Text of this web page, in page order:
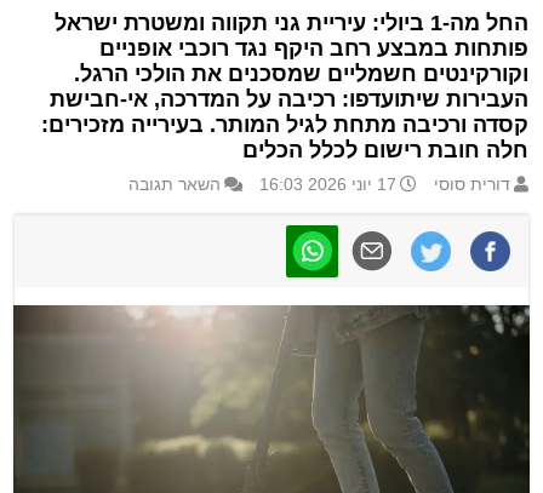
החל מה-1 ביולי: עיריית גני תקווה ומשטרת ישראל
פותחות במבצע רחב היקף נגד רוכבי אופניים
וקורקינטים חשמליים שמסכנים את הולכי הרגל.
העבירות שיתועדפו: רכיבה על המדרכה, אי-חבישת
קסדה ורכיבה מתחת לגיל המותר. בעירייה מזכירים:
חלה חובת רישום לכלל הכלים
דורית סוסי 17 יוני 2026 16:03 השאר תגובה